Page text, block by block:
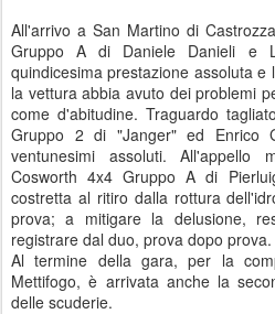
All'arrivo a San Martino di
Gruppo A di Daniele Danieli e
quindicesima prestazione assoluta
la vettura abbia avuto dei problemi
come d'abitudine. Traguardo
Gruppo 2 di "Janger" ed Enrico
ventunesimi assoluti.
Cosworth 4x4 Gruppo A di
costretta al ritiro dalla rottura
prova; a mitigare la delusione,
registrare dal duo, prova dopo prova.
Al termine della gara, per la
Mettifogo, è arrivata anche la
delle scuderie.